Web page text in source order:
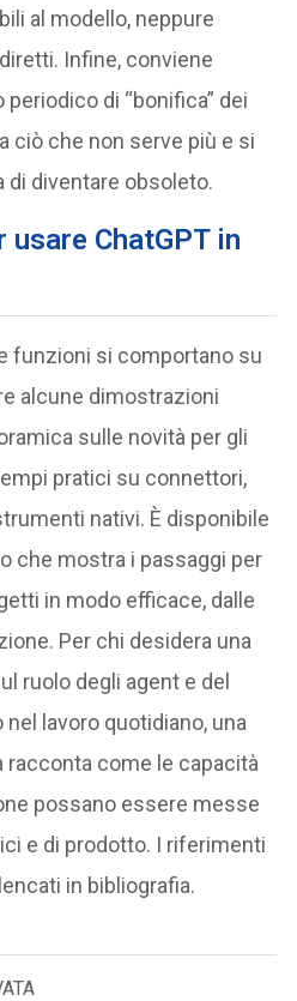
al modello, neppure
Infine, conviene
di “bonifica” dei
ciò che non serve più e si
di diventare obsoleto.
usare ChatGPT in
funzioni si comportano su
alcune dimostrazioni
sulle novità per gli
pratici su connettori,
nativi. È disponibile
che mostra i passaggi per
in modo efficace, dalle
Per chi desidera una
ruolo degli agent e del
lavoro quotidiano, una
come le capacità
possano essere messe
e di prodotto. I riferimenti
in bibliografia.